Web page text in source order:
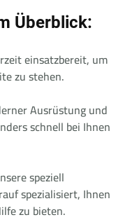
Überblick:
einsatzbereit, um
zu stehen.
Ausrüstung und
schnell bei Ihnen
speziell
spezialisiert, Ihnen
zu bieten.